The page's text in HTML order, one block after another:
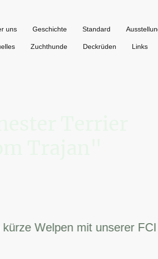
uns Geschichte Standard
Zuchthunde Deckrüden Links
Welpen mit unserer FCI –